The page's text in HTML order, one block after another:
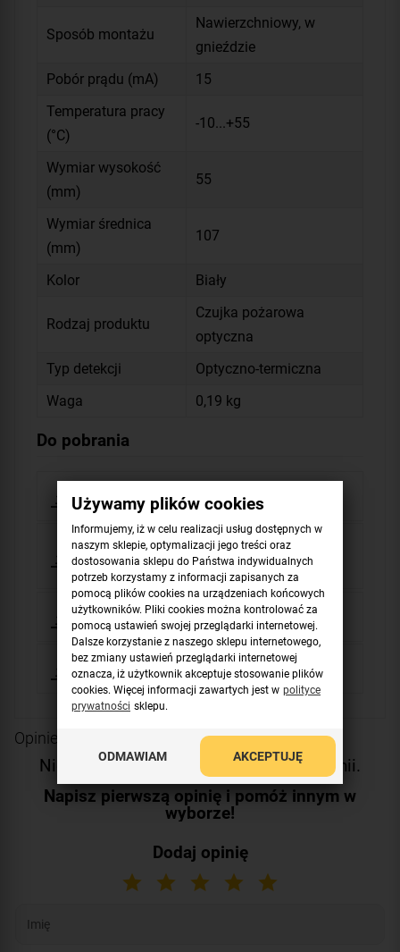
Sposób montażu
Nawierzchniowy, w
gnieździe
Pobór prądu (mA)
15
Temperatura pracy
(°C)
-10...+55
Wymiar wysokość
(mm)
55
Wymiar średnica
(mm)
107
Kolor Biały
Rodzaj produktu
Czujka pożarowa
optyczna
Typ detekcji
Optyczno-termiczna
Waga
0,19 kg
Do pobrania
Deklaracja zgodności Exodus TEXECOM
GPSR - Ostrzeżenia zagrożenia SSWIN -
TEXECOM
Instrukcja instalacji EXODUS RR TEXECOM
Karta katalogowa EXODUS RR TEXECOM
Opinie o produkcie
Niestety produkt nie posiada żadnej opinii.
Napisz pierwszą opinię i pomóż innym w
wyborze!
Dodaj opinię
Używamy plików cookies
Informujemy, iż w celu realizacji usług dostępnych w
naszym sklepie, optymalizacji jego treści oraz
dostosowania sklepu do Państwa indywidualnych
potrzeb korzystamy z informacji zapisanych za
pomocą plików cookies na urządzeniach końcowych
użytkowników. Pliki cookies można kontrolować za
pomocą ustawień swojej przeglądarki internetowej.
Dalsze korzystanie z naszego sklepu internetowego,
bez zmiany ustawień przeglądarki internetowej
oznacza, iż użytkownik akceptuje stosowanie plików
cookies. Więcej informacji zawartych jest w polityce
prywatności sklepu.
ODMAWIAM AKCEPTUJĘ